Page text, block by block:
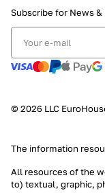
Subscribe for News &
© 2026 LLC
The information
All resources of the
to) textual, graphic,